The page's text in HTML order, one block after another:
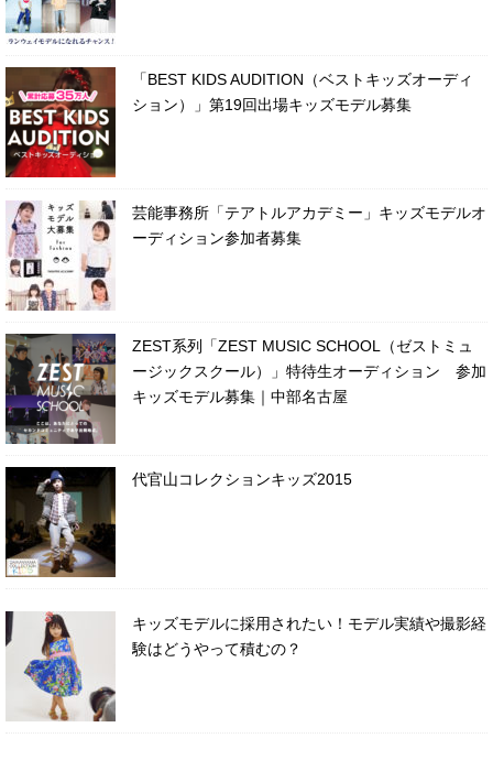
「BEST KIDS AUDITION（ベストキッズオーディ
ション）」第19回出場キッズモデル募集
芸能事務所「テアトルアカデミー」キッズモデルオ
ーディション参加者募集
ZEST系列「ZEST MUSIC SCHOOL（ゼストミュ
ージックスクール）」特待生オーディション 参加
キッズモデル募集｜中部名古屋
代官山コレクションキッズ2015
キッズモデルに採用されたい！モデル実績や撮影経
験はどうやって積むの？